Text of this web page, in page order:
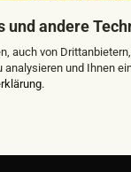
und andere
auch von
und Ihnen
.